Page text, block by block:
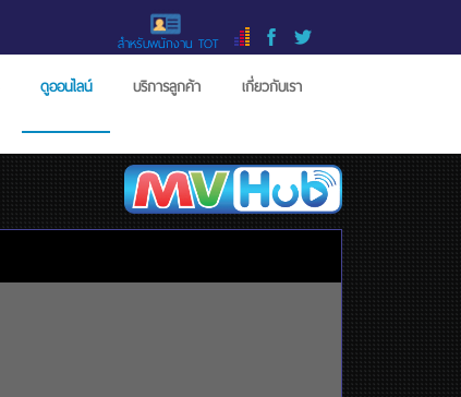
สำหรับพนักงาน TOT
ดูออนไลน์ บริการลูกค้า เกี่ยวกับเรา